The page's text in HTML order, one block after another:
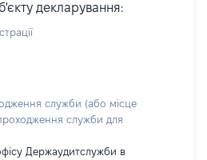
декларування:
служби (або місце
служби для
Держаудитслужби в